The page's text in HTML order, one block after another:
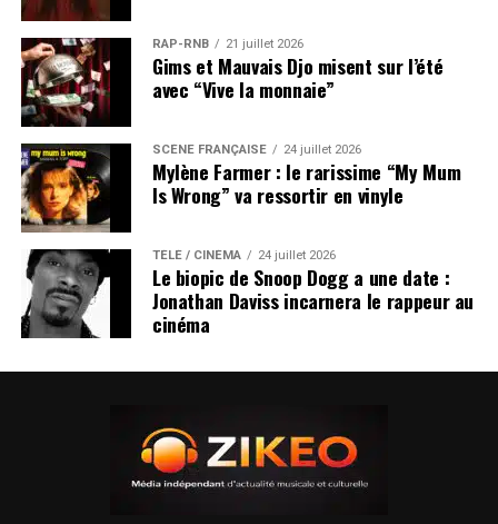
RAP-RNB 21 juillet 2026
Gims et Mauvais Djo misent sur l’été
avec “Vive la monnaie”
SCÈNE FRANÇAISE 24 juillet 2026
Mylène Farmer : le rarissime “My Mum
Is Wrong” va ressortir en vinyle
TÉLÉ / CINÉMA 24 juillet 2026
Le biopic de Snoop Dogg a une date :
Jonathan Daviss incarnera le rappeur au
cinéma